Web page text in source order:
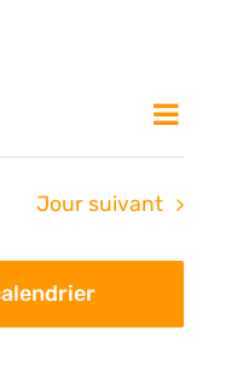
de
Jour
Jour suivant